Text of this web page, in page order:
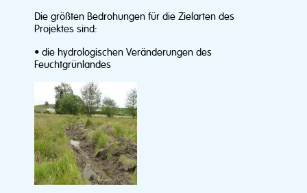
Die größten Bedrohungen für die Zielarten des
Projektes sind:
• die hydrologischen Veränderungen des
Feuchtgrünlandes